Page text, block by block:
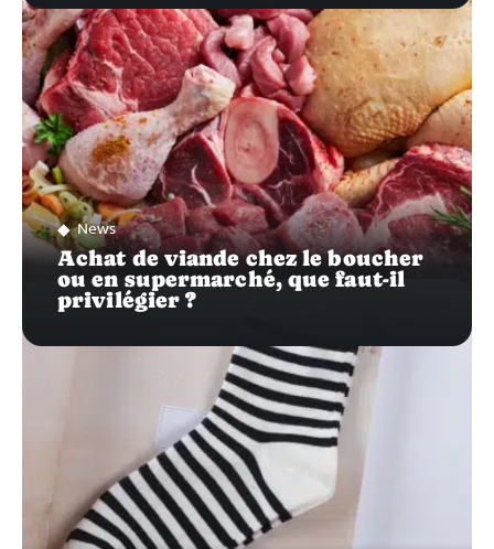
News
Achat de viande chez le boucher
ou en supermarché, que faut-il
privilégier ?